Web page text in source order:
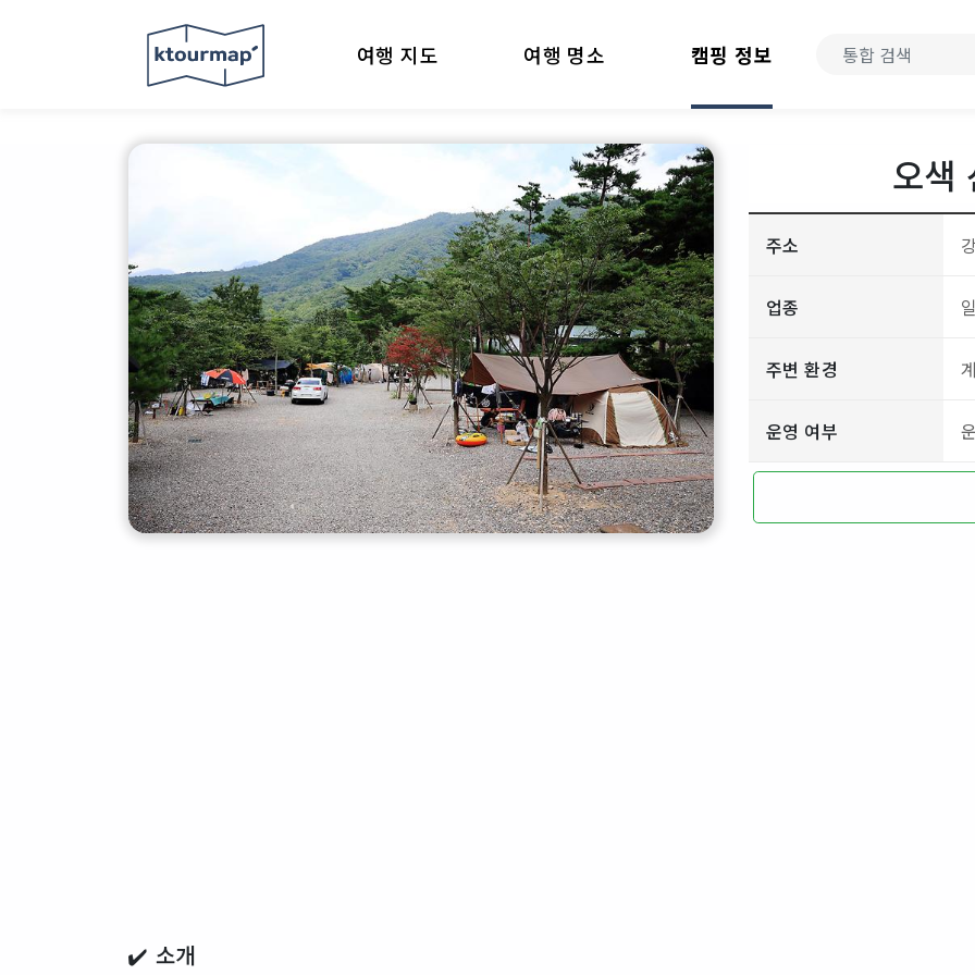
여행 지도 여행 명소 캠핑 정보
오색
주소
업종
주변 환경
운영 여부
✔️ 소개